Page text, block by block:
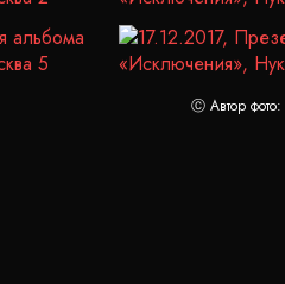
Ⓒ Автор фото: